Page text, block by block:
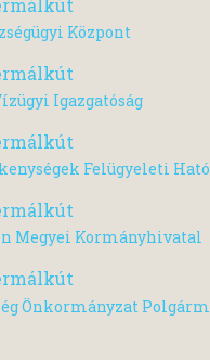
Központ
Igazgatóság
Felügyeleti
Megyei Kormányhivatal
Önkormányzat